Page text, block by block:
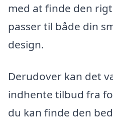
med at finde den
passer til både din
design.
Derudover kan det
indhente tilbud fra
du kan finde den